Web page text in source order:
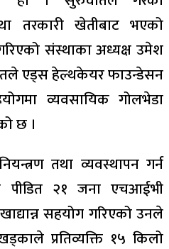
तरकारी खेतीबाट भएको
संस्थाका अध्यक्ष उमेश
एड्स हेल्थकेयर फाउन्डेसन
व्यवसायिक गोलभेडा
छ ।
तथा व्यवस्थापन गर्न
पीडित २१ जना एचआईभी
सहयोग गरिएको उनले
प्रतिव्यक्ति १५ किलो